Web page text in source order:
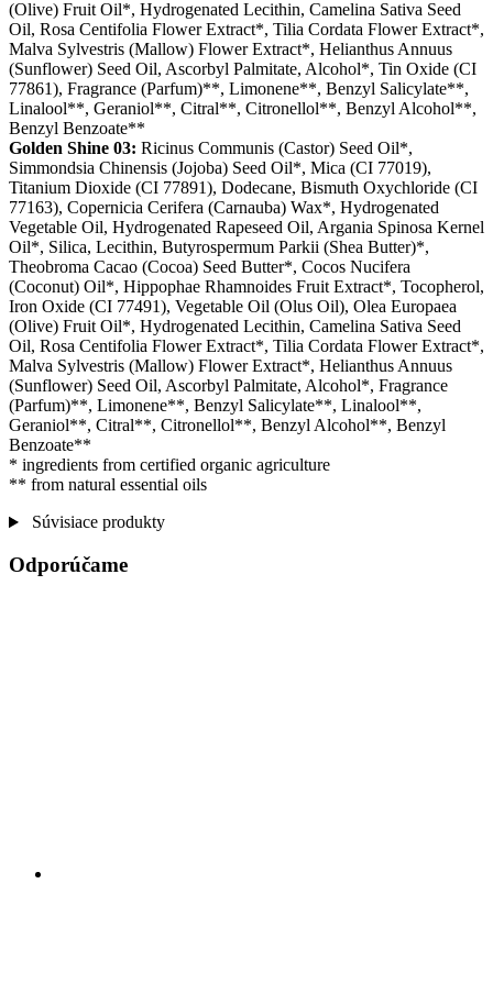
(Olive) Fruit Oil*, Hydrogenated Lecithin, Camelina Sativa Seed
Oil, Rosa Centifolia Flower Extract*, Tilia Cordata Flower Extract*,
Malva Sylvestris (Mallow) Flower Extract*, Helianthus Annuus
(Sunflower) Seed Oil, Ascorbyl Palmitate, Alcohol*, Tin Oxide (CI
77861), Fragrance (Parfum)**, Limonene**, Benzyl Salicylate**,
Linalool**, Geraniol**, Citral**, Citronellol**, Benzyl Alcohol**,
Benzyl Benzoate**
Golden Shine 03: Ricinus Communis (Castor) Seed Oil*,
Simmondsia Chinensis (Jojoba) Seed Oil*, Mica (CI 77019),
Titanium Dioxide (CI 77891), Dodecane, Bismuth Oxychloride (CI
77163), Copernicia Cerifera (Carnauba) Wax*, Hydrogenated
Vegetable Oil, Hydrogenated Rapeseed Oil, Argania Spinosa Kernel
Oil*, Silica, Lecithin, Butyrospermum Parkii (Shea Butter)*,
Theobroma Cacao (Cocoa) Seed Butter*, Cocos Nucifera
(Coconut) Oil*, Hippophae Rhamnoides Fruit Extract*, Tocopherol,
Iron Oxide (CI 77491), Vegetable Oil (Olus Oil), Olea Europaea
(Olive) Fruit Oil*, Hydrogenated Lecithin, Camelina Sativa Seed
Oil, Rosa Centifolia Flower Extract*, Tilia Cordata Flower Extract*,
Malva Sylvestris (Mallow) Flower Extract*, Helianthus Annuus
(Sunflower) Seed Oil, Ascorbyl Palmitate, Alcohol*, Fragrance
(Parfum)**, Limonene**, Benzyl Salicylate**, Linalool**,
Geraniol**, Citral**, Citronellol**, Benzyl Alcohol**, Benzyl
Benzoate**
* ingredients from certified organic agriculture
** from natural essential oils
Súvisiace produkty
Odporúčame